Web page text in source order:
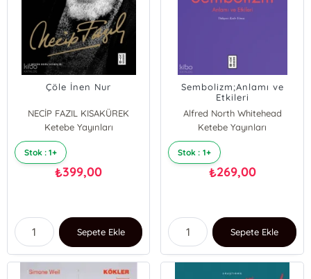
Çöle İnen Nur
NECİP FAZIL KISAKÜREK
Ketebe Yayınları
Stok : 1+
₺399,00
Sepete Ekle
Sembolizm;Anlamı ve
Etkileri
Alfred North Whitehead
Ketebe Yayınları
Stok : 1+
₺269,00
Sepete Ekle